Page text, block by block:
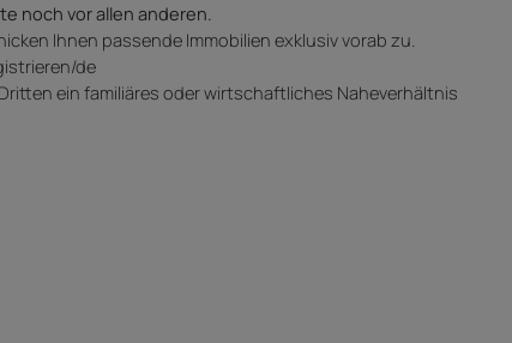
noch vor allen anderen.
Ihnen passende Immobilien exklusiv vorab zu.
de
ein familiäres oder wirtschaftliches Naheverhältnis